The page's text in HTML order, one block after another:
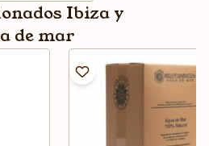
Ibiza y
de mar